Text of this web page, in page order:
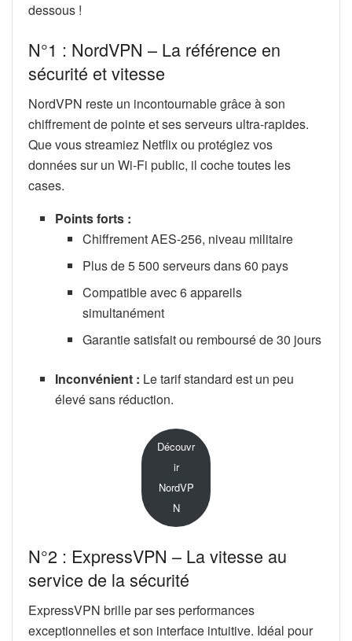
dessous !
N°1 : NordVPN – La référence en
sécurité et vitesse
NordVPN reste un incontournable grâce à son
chiffrement de pointe et ses serveurs ultra-rapides.
Que vous streamiez Netflix ou protégiez vos
données sur un Wi-Fi public, il coche toutes les
cases.
Points forts :
Chiffrement AES-256, niveau militaire
Plus de 5 500 serveurs dans 60 pays
Compatible avec 6 appareils
simultanément
Garantie satisfait ou remboursé de 30 jours
Inconvénient : Le tarif standard est un peu
élevé sans réduction.
Découvr
ir
NordVP
N
N°2 : ExpressVPN – La vitesse au
service de la sécurité
ExpressVPN brille par ses performances
exceptionnelles et son interface intuitive. Idéal pour